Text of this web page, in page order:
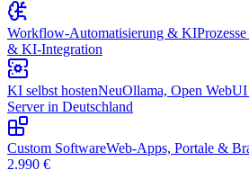
Workflow-Automatisierung & KI
& KI-Integration
KI selbst hostenNeuOllama, Open
Server in Deutschland
Custom SoftwareWeb-Apps, Portale &
2.990 €